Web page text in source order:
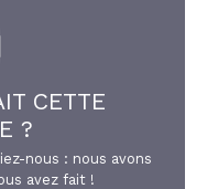
CETTE
?
nous : nous avons
avez fait !